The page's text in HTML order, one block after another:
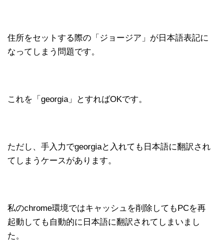
住所をセットする際の「ジョージア」が日本語表記に
なってしまう問題です。
これを「georgia」とすればOKです。
ただし、手入力でgeorgiaと入れても日本語に翻訳され
てしまうケースがあります。
私のchrome環境ではキャッシュを削除してもPCを再
起動しても自動的に日本語に翻訳されてしまいまし
た。